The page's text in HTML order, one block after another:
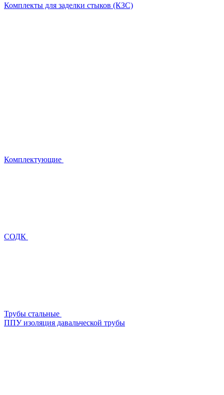
Комплекты для заделки стыков (КЗС)
Комплектующие
СОДК
Трубы стальные
ППУ изоляция давальческой трубы